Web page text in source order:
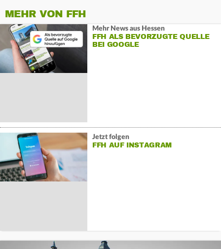
MEHR VON FFH
Mehr News aus Hessen
FFH ALS BEVORZUGTE QUELLE
BEI GOOGLE
Jetzt folgen
FFH AUF INSTAGRAM